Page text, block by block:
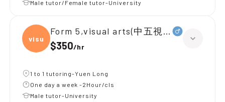
Male tutor/Female tutor-University
visua
Form 5,visual arts(中五視覺藝術)
$350/hr
1 to 1 tutoring-Yuen Long
One day a week -2Hour/cls
Male tutor-University